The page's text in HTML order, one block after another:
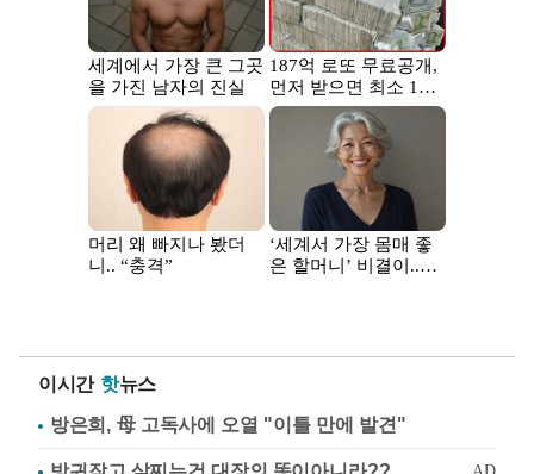
이시간 핫뉴스
방은희, 母 고독사에 오열 "이틀 만에 발견"